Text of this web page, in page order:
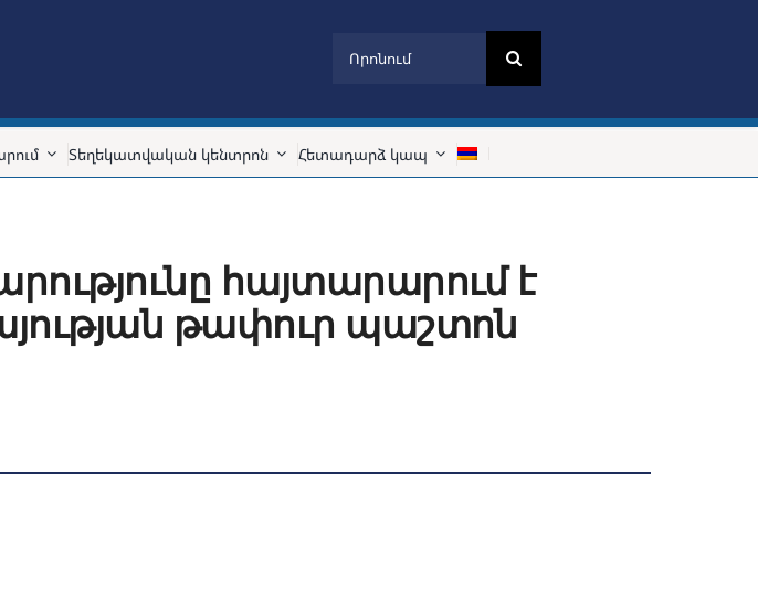
Տեղեկատվական կենտրոն Հետադարձ կապ
հայտարարում է
թափուր պաշտոն